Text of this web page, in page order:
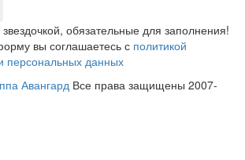
обязательные для заполнения!
вы соглашаетесь с политикой
персональных данных
Авангард Все права защищены 2007-